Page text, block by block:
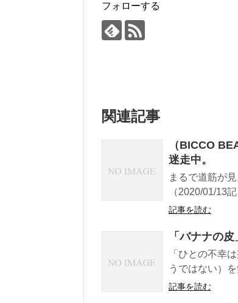
フォローする
関連記事
（BICCO
迷走中。
まるで道筋が
（2020/01/13記
記事を読む
「バナナの
「ひとの不幸
うではない）
記事を読む